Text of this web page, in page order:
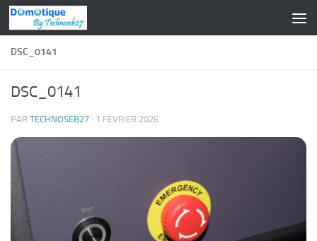
Skip to content
DSC_0141
DSC_0141
PAR TECHNOSEB27 · 1 FÉVRIER 2026